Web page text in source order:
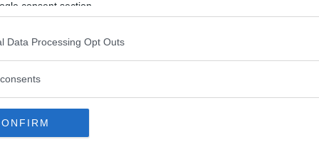
consent section.
Data Processing Opt Outs
regalo dicendo che è per un ragazzosexy
chiedergli per che squadra tiene “per
A una festa vale un complimento diretto,
, qualcosa del tipo che lui è l’unico bel
per un karaoke, alludendo al suo
musicali. O toccare la vanità maschile
fa sempre presa, su